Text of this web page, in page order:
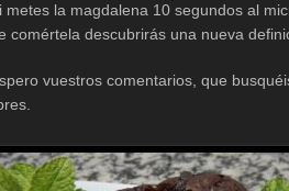
metes la magdalena 10 segundos al
comértela descubrirás una nueva
vuestros comentarios, que